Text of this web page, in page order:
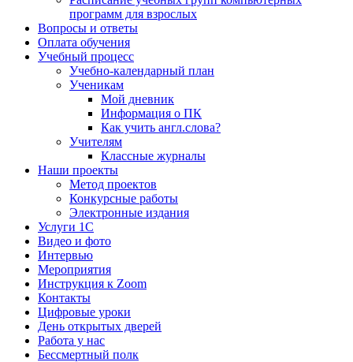
программ для взрослых
Вопросы и ответы
Оплата обучения
Учебный процесс
Учебно-календарный план
Ученикам
Мой дневник
Информация о ПК
Как учить англ.слова?
Учителям
Классные журналы
Наши проекты
Метод проектов
Конкурсные работы
Электронные издания
Услуги 1C
Видео и фото
Интервью
Мероприятия
Инструкция к Zoom
Контакты
Цифровые уроки
День открытых дверей
Работа у нас
Бессмертный полк